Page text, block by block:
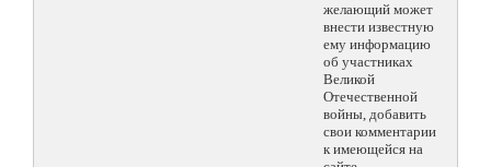
желающий может
внести известную
ему информацию
об участниках
Великой
Отечественной
войны, добавить
свои комментарии
к имеющейся на